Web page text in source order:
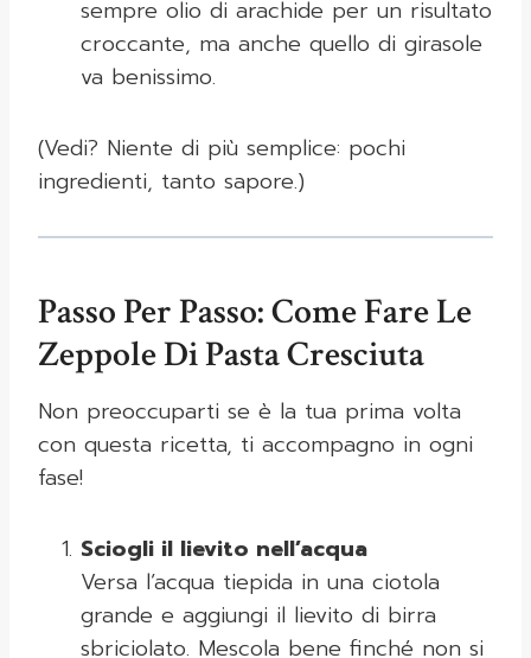
sempre olio di arachide per un risultato
croccante, ma anche quello di girasole
va benissimo.
(Vedi? Niente di più semplice: pochi
ingredienti, tanto sapore.)
Passo Per Passo: Come Fare Le
Zeppole Di Pasta Cresciuta
Non preoccuparti se è la tua prima volta
con questa ricetta, ti accompagno in ogni
fase!
Sciogli il lievito nell’acqua
Versa l’acqua tiepida in una ciotola
grande e aggiungi il lievito di birra
sbriciolato. Mescola bene finché non si